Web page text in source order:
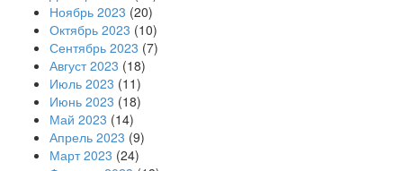
Ноябрь 2023 (20)
Октябрь 2023 (10)
Сентябрь 2023 (7)
Август 2023 (18)
Июль 2023 (11)
Июнь 2023 (18)
Май 2023 (14)
Апрель 2023 (9)
Март 2023 (24)